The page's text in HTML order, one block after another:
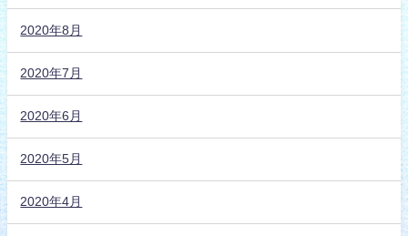
2020年8月
2020年7月
2020年6月
2020年5月
2020年4月